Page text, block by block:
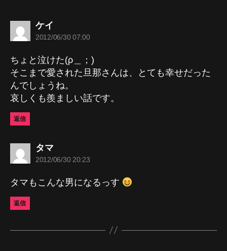
ケイ
発
2012/06/30 07:00
ちょと泣けた(ρ＿；)
そこまで愛された旦那さんは、とても幸せだった
んでしょうね。
哀しくも羨ましい話です。
返信
タマの
発
2012/06/30 20:23
タマもこんな男になるっす
返信